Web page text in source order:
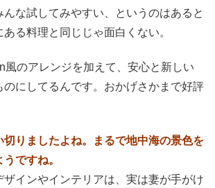
んな試してみやすい、というのはあると
る料理と同じじゃ面白くない。
風のアレンジを加えて、安心と新しい
のにしてるんです。おかげさかまで好評
切りましたよね。まるで地中海の景色を
ですね。
ザインやインテリアは、実は妻が手がけ